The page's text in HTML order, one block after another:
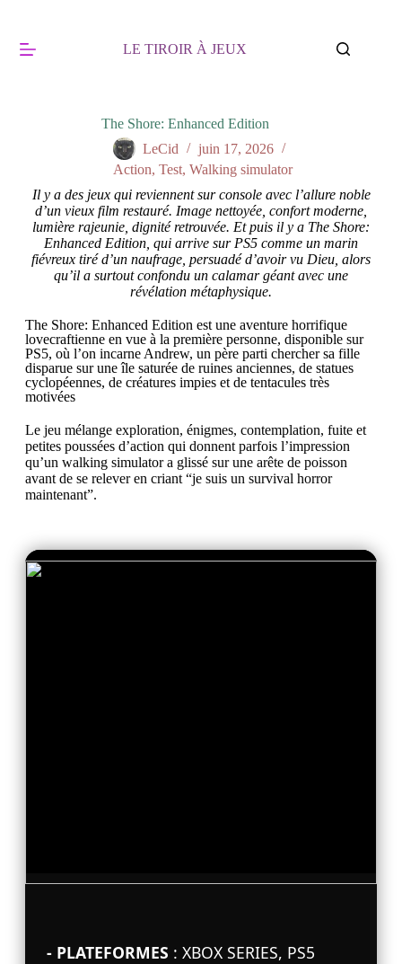
LE TIROIR À JEUX
The Shore: Enhanced Edition
LeCid
juin 17, 2026
Action,Test,Walking simulator
Il y a des jeux qui reviennent sur console avec l’allure noble
d’un vieux film restauré. Image nettoyée, confort moderne,
lumière rajeunie, dignité retrouvée. Et puis il y a The Shore:
Enhanced Edition, qui arrive sur PS5 comme un marin
fiévreux tiré d’un naufrage, persuadé d’avoir vu Dieu, alors
qu’il a surtout confondu un calamar géant avec une
révélation métaphysique.
The Shore: Enhanced Edition est une aventure horrifique
lovecraftienne en vue à la première personne, disponible sur
PS5, où l’on incarne Andrew, un père parti chercher sa fille
disparue sur une île saturée de ruines anciennes, de statues
cyclopéennes, de créatures impies et de tentacules très
motivées
Le jeu mélange exploration, énigmes, contemplation, fuite et
petites poussées d’action qui donnent parfois l’impression
qu’un walking simulator a glissé sur une arête de poisson
avant de se relever en criant “je suis un survival horror
maintenant”.
- PLATEFORMES : XBOX SERIES, PS5